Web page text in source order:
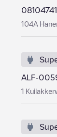
08104741
104A
ALF-
1